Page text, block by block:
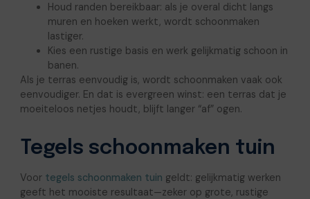
Houd randen bereikbaar: als je overal dicht langs
muren en hoeken werkt, wordt schoonmaken
lastiger.
Kies een rustige basis en werk gelijkmatig schoon in
banen.
Als je terras eenvoudig is, wordt schoonmaken vaak ook
eenvoudiger. En dat is evergreen winst: een terras dat je
moeiteloos netjes houdt, blijft langer “af” ogen.
Tegels schoonmaken tuin
Voor tegels schoonmaken tuin geldt: gelijkmatig werken
geeft het mooiste resultaat—zeker op grote, rustige